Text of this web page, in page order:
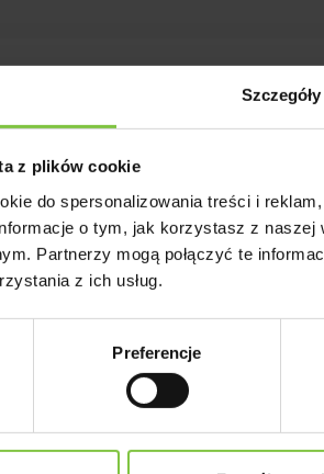
Szczegóły
z plików cookie
do spersonalizowania treści i
o tym, jak korzystasz z naszej
Partnerzy mogą połączyć te
z ich usług.
Preferencje
Yellow
Yellow
- 7Forma kwiatostanu -